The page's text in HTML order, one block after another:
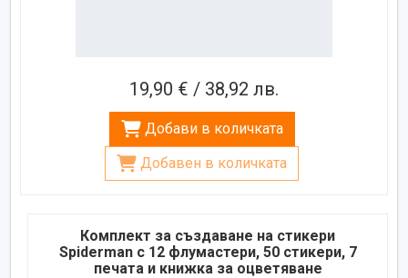
19,90 € / 38,92 лв.
Добави в количката
Добавен в количката
Комплект за създаване на стикери
Spiderman с 12 флумастери, 50 стикери, 7
печата и книжка за оцветяване